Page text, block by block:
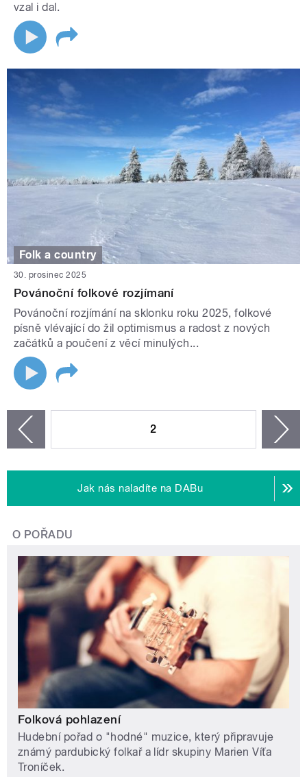
vzal i dal.
Folk a country
30. prosinec 2025
Povánoční folkové rozjímaní
Povánoční rozjímání na sklonku roku 2025, folkové
písně vlévající do žil optimismus a radost z nových
začátků a poučení z věcí minulých...
2
Jak nás naladíte na DABu
O POŘADU
Folková pohlazení
Hudební pořad o "hodné" muzice, který připravuje
známý pardubický folkař a lídr skupiny Marien Víťa
Troníček.